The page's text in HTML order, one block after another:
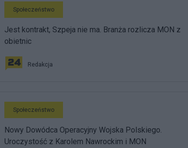
Społeczeństwo
Jest kontrakt, Szpeja nie ma. Branża rozlicza MON z
obietnic
Redakcja
Społeczeństwo
Nowy Dowódca Operacyjny Wojska Polskiego.
Uroczystość z Karolem Nawrockim i MON